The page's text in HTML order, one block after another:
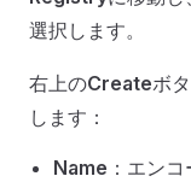
選択します。
右上のCreateボ
します：
Name ：エン